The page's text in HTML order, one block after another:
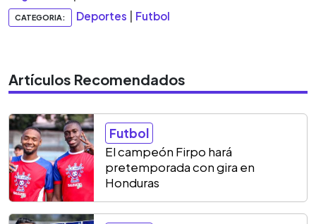
CATEGORIA: Deportes Futbol
Artículos Recomendados
Futbol
El campeón Firpo hará
pretemporada con gira en
Honduras